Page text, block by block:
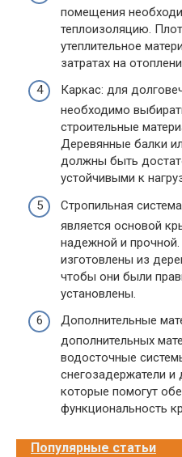
помещения
теплоизоляцию.
утеплительное
затратах на
Каркас: для
необходимо
строительные
Деревянные балки
должны быть
устойчивыми к
Стропильная
является основой
надежной и
изготовлены из
чтобы они были
установлены.
Дополнительные
дополнительных
водосточные
снегозадержатели и
которые помогут
функциональность
Популярные статьи